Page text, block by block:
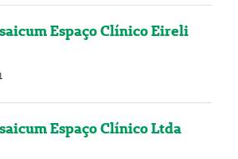
Espaço Clínico Eireli
Espaço Clínico Ltda